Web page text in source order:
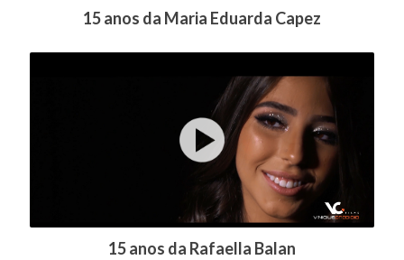
15 anos da Maria Eduarda Capez
15 anos da Rafaella Balan